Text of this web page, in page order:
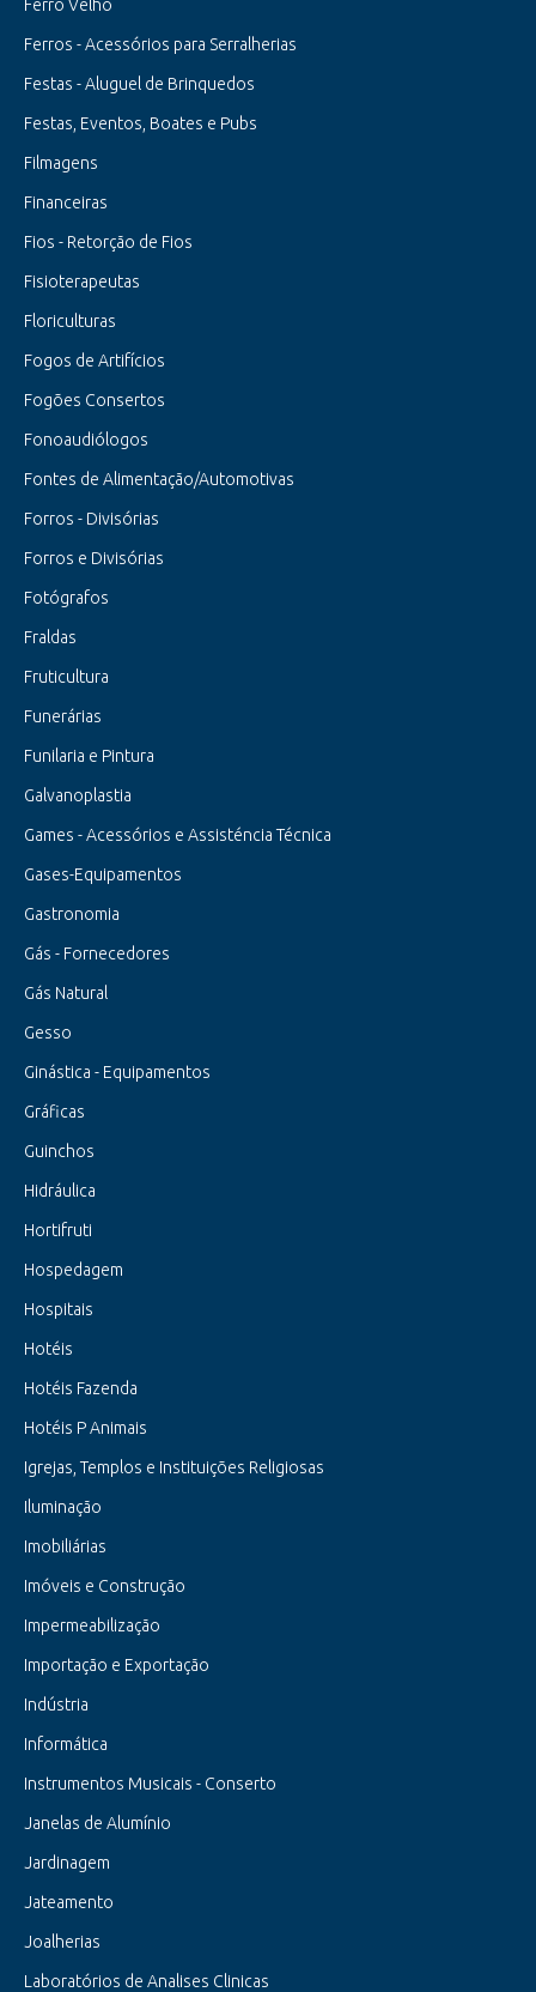
Ferro Velho
Ferros - Acessórios para Serralherias
Festas - Aluguel de Brinquedos
Festas, Eventos, Boates e Pubs
Filmagens
Financeiras
Fios - Retorção de Fios
Fisioterapeutas
Floriculturas
Fogos de Artifícios
Fogões Consertos
Fonoaudiólogos
Fontes de Alimentação/Automotivas
Forros - Divisórias
Forros e Divisórias
Fotógrafos
Fraldas
Fruticultura
Funerárias
Funilaria e Pintura
Galvanoplastia
Games - Acessórios e Assisténcia Técnica
Gases-Equipamentos
Gastronomia
Gás - Fornecedores
Gás Natural
Gesso
Ginástica - Equipamentos
Gráficas
Guinchos
Hidráulica
Hortifruti
Hospedagem
Hospitais
Hotéis
Hotéis Fazenda
Hotéis P Animais
Igrejas, Templos e Instituições Religiosas
Iluminação
Imobiliárias
Imóveis e Construção
Impermeabilização
Importação e Exportação
Indústria
Informática
Instrumentos Musicais - Conserto
Janelas de Alumínio
Jardinagem
Jateamento
Joalherias
Laboratórios de Analises Clinicas